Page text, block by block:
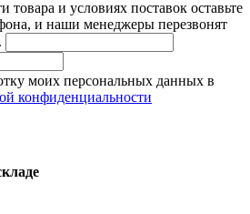
и условиях поставок оставьте
и наши менеджеры перезвонят
моих персональных данных в
конфиденциальности